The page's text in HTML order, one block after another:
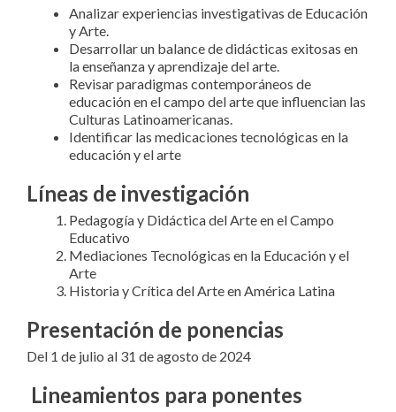
Analizar experiencias investigativas de Educación
y Arte.
Desarrollar un balance de didácticas exitosas en
la enseñanza y aprendizaje del arte.
Revisar paradigmas contemporáneos de
educación en el campo del arte que influencian las
Culturas Latinoamericanas.
Identificar las medicaciones tecnológicas en la
educación y el arte
Líneas de investigación
Pedagogía y Didáctica del Arte en el Campo
Educativo
Mediaciones Tecnológicas en la Educación y el
Arte
Historia y Crítica del Arte en América Latina
Presentación de ponencias
Del 1 de julio al 31 de agosto de 2024
Lineamientos para ponentes